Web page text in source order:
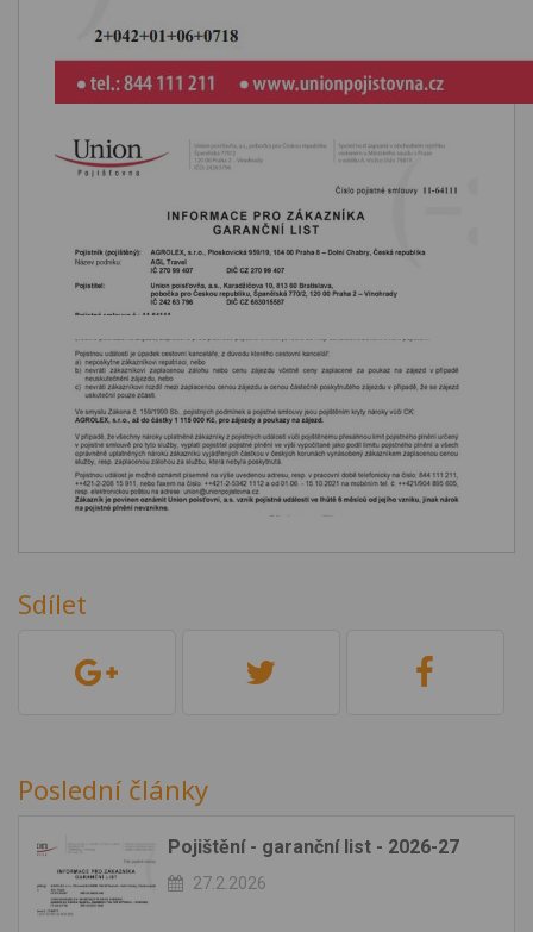
Sdílet
Poslední články
Pojištění - garanční list - 2026-27
27.2.2026